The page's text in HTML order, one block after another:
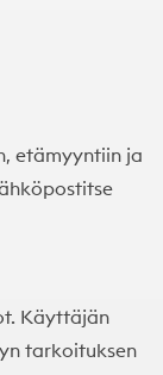
etämyyntiin ja
Käyttäjän
tarkoituksen